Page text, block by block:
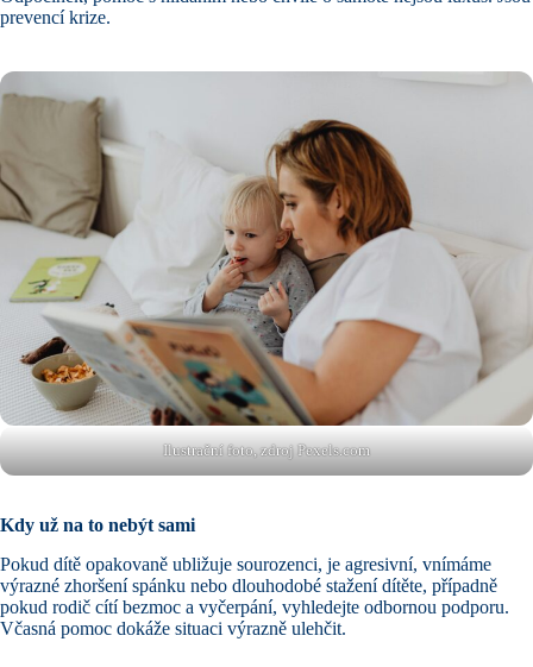
prevencí krize.
Ilustrační foto, zdroj Pexels.com
Kdy už na to nebýt sami
Pokud dítě opakovaně ubližuje sourozenci, je agresivní, vnímáme
výrazné zhoršení spánku nebo dlouhodobé stažení dítěte, případně
pokud rodič cítí bezmoc a vyčerpání, vyhledejte odbornou podporu.
Včasná pomoc dokáže situaci výrazně ulehčit.